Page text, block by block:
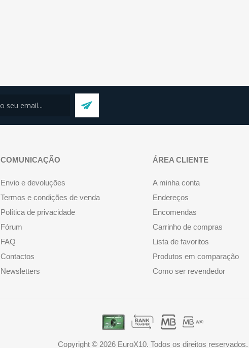
COMUNICAÇÃO
Envio e devoluções
Termos e condições de venda
Política de privacidade
Fórum
FAQ
Contactos
Newsletters
ÁREA CLIENTE
A minha conta
Endereços
Encomendas
Carrinho de compras
Lista de favoritos
Produtos em comparação
Como ser revendedor
Copyright © 2026 EuroX10. Todos os direitos reservados.